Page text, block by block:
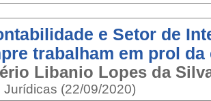
e Setor de
trabalham em prol da
Libanio Lopes da
Jurídicas (22/09/2020)